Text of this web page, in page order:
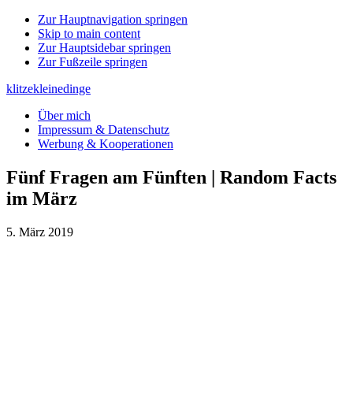
Zur Hauptnavigation springen
Skip to main content
Zur Hauptsidebar springen
Zur Fußzeile springen
klitzekleinedinge
Über mich
Impressum & Datenschutz
Werbung & Kooperationen
Fünf Fragen am Fünften | Random Facts
im März
5. März 2019